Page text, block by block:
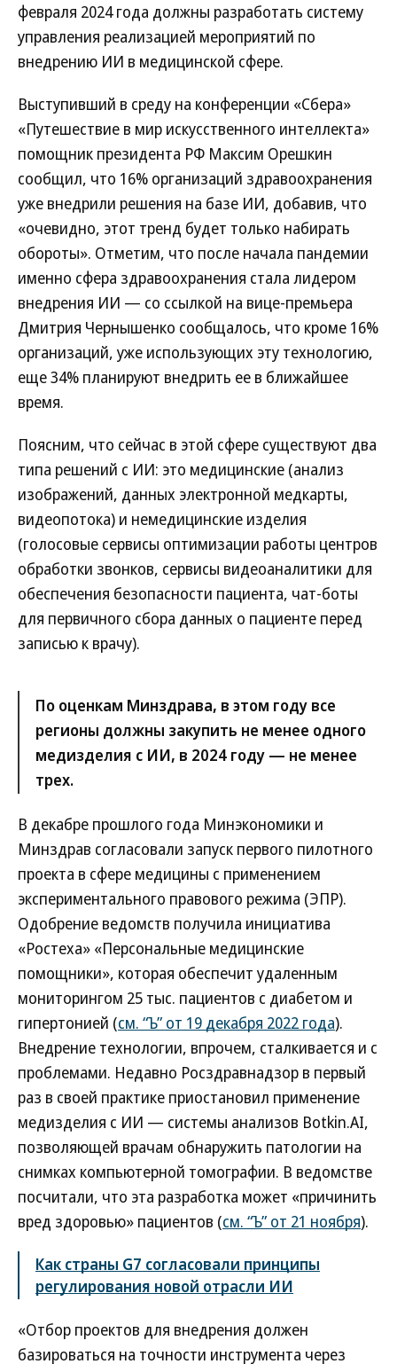
февраля 2024 года должны разработать систему
управления реализацией мероприятий по
внедрению ИИ в медицинской сфере.
Выступивший в среду на конференции «Сбера»
«Путешествие в мир искусственного интеллекта»
помощник президента РФ Максим Орешкин
сообщил, что 16% организаций здравоохранения
уже внедрили решения на базе ИИ, добавив, что
«очевидно, этот тренд будет только набирать
обороты». Отметим, что после начала пандемии
именно сфера здравоохранения стала лидером
внедрения ИИ — со ссылкой на вице-премьера
Дмитрия Чернышенко сообщалось, что кроме 16%
организаций, уже использующих эту технологию,
еще 34% планируют внедрить ее в ближайшее
время.
Поясним, что сейчас в этой сфере существуют два
типа решений с ИИ: это медицинские (анализ
изображений, данных электронной медкарты,
видеопотока) и немедицинские изделия
(голосовые сервисы оптимизации работы центров
обработки звонков, сервисы видеоаналитики для
обеспечения безопасности пациента, чат-боты
для первичного сбора данных о пациенте перед
записью к врачу).
По оценкам Минздрава, в этом году все
регионы должны закупить не менее одного
медизделия с ИИ, в 2024 году — не менее
трех.
В декабре прошлого года Минэкономики и
Минздрав согласовали запуск первого пилотного
проекта в сфере медицины с применением
экспериментального правового режима (ЭПР).
Одобрение ведомств получила инициатива
«Ростеха» «Персональные медицинские
помощники», которая обеспечит удаленным
мониторингом 25 тыс. пациентов с диабетом и
гипертонией (см. “Ъ” от 19 декабря 2022 года).
Внедрение технологии, впрочем, сталкивается и с
проблемами. Недавно Росздравнадзор в первый
раз в своей практике приостановил применение
медизделия с ИИ — системы анализов Botkin.AI,
позволяющей врачам обнаружить патологии на
снимках компьютерной томографии. В ведомстве
посчитали, что эта разработка может «причинить
вред здоровью» пациентов (см. “Ъ” от 21 ноября).
Как страны G7 согласовали принципы
регулирования новой отрасли ИИ
«Отбор проектов для внедрения должен
базироваться на точности инструмента через